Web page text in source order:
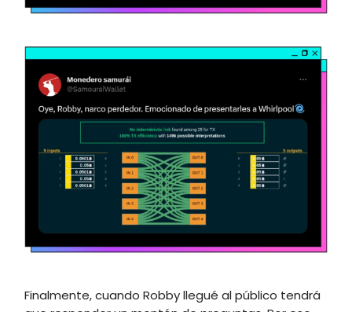
Finalmente, cuando Robby llegué al público tendrá